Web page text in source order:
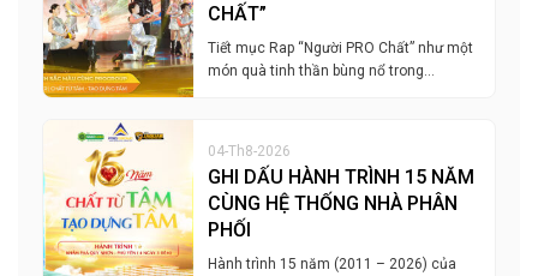
CHẤT”
Tiết mục Rap “Người PRO Chất” như một
món quà tinh thần bùng nổ trong…
04-Th8-2026
GHI DẤU HÀNH TRÌNH 15 NĂM
CÙNG HỆ THỐNG NHÀ PHÂN
PHỐI
Hành trình 15 năm (2011 – 2026) của